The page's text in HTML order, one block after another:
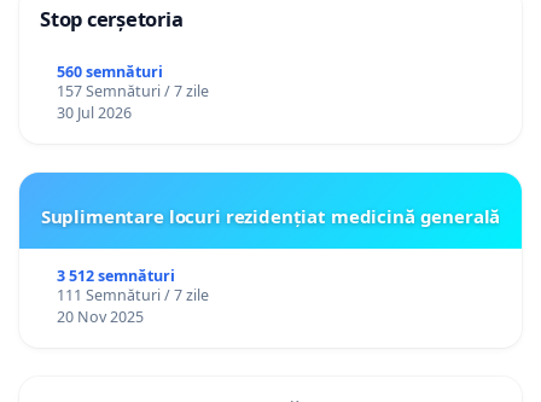
Stop cerșetoria
560 semnături
157 Semnături / 7 zile
30 Jul 2026
Suplimentare locuri rezidențiat medicină generală
3 512 semnături
111 Semnături / 7 zile
20 Nov 2025